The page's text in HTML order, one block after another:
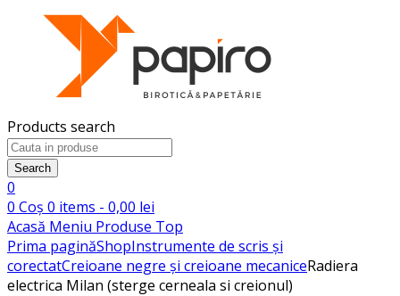
Products search
Search
0
0 Coș 0 items - 0,00 lei
Acasă Meniu Produse Top
Prima paginăShopInstrumente de scris și
corectatCreioane negre și creioane mecaniceRadiera
electrica Milan (sterge cerneala si creionul)